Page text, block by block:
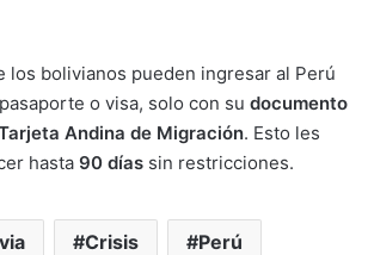
los bolivianos pueden ingresar al Perú
o visa, solo con su documento
Andina de Migración. Esto les
hasta 90 días sin restricciones.
Crisis Perú